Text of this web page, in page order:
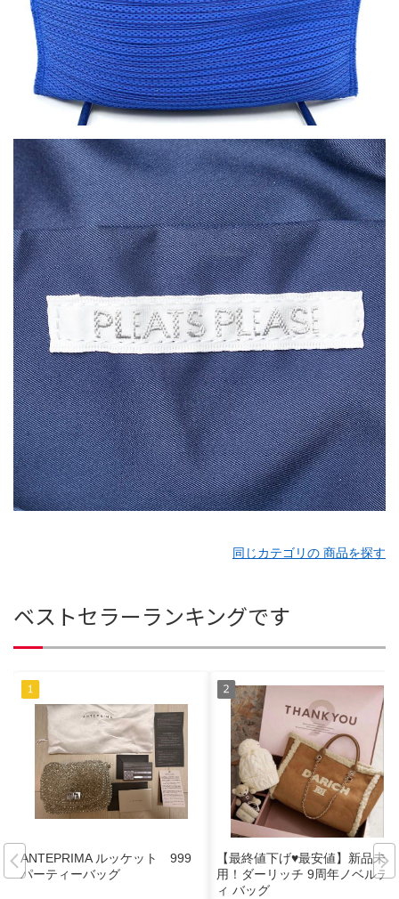
同じカテゴリの 商品を探す
ベストセラーランキングです
ANTEPRIMA ルッケット 999
パーティーバッグ
【最終値下げ♥最安値】新品未使
用！ダーリッチ 9周年ノベルテ
ィ バッグ